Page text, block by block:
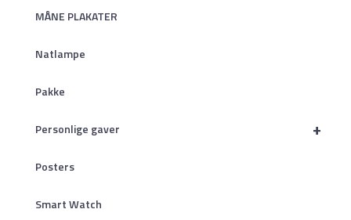
MÅNE PLAKATER
Natlampe
Pakke
+
Personlige gaver
Posters
Smart Watch